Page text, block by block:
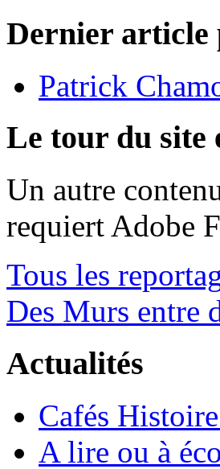
Dernier article
Patrick
Le tour du site
Un autre
requiert Adobe
Tous les
Des Murs entre
Actualités
Cafés
A lire ou à